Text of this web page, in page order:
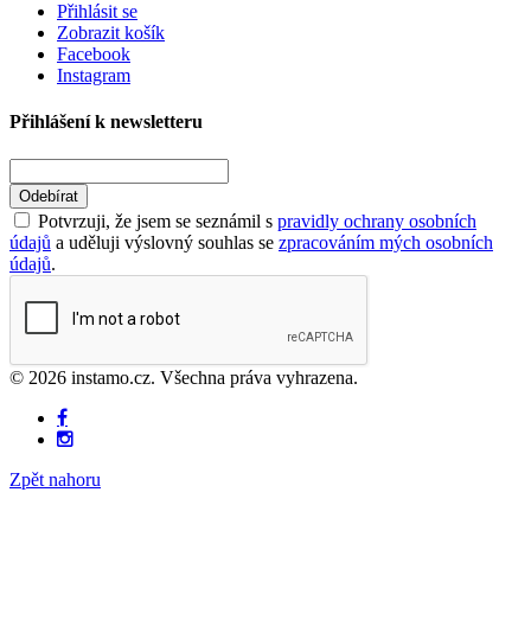
Přihlásit se
Zobrazit košík
Facebook
Instagram
Přihlášení k newsletteru
Odebírat
Potvrzuji, že jsem se seznámil s pravidly ochrany osobních
údajů a uděluji výslovný souhlas se zpracováním mých osobních
údajů.
© 2026 instamo.cz. Všechna práva vyhrazena.
Zpět nahoru